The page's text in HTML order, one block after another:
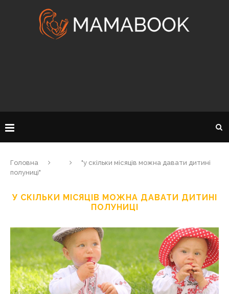
Головна
"у скільки місяців можна давати дитині
полуниці"
У СКІЛЬКИ МІСЯЦІВ МОЖНА ДАВАТИ ДИТИНІ
ПОЛУНИЦІ